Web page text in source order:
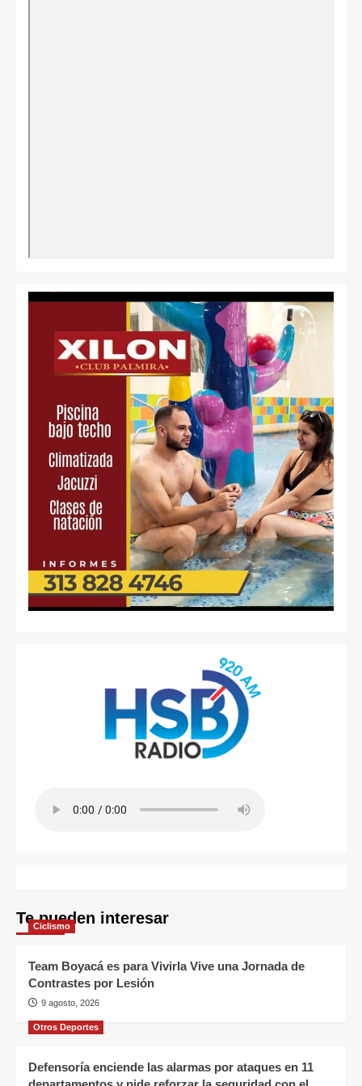
Te pueden interesar
Ciclismo
Team Boyacá es para Vivirla Vive una Jornada de
Contrastes por Lesión
9 agosto, 2026
Otros Deportes
Defensoría enciende las alarmas por ataques en 11